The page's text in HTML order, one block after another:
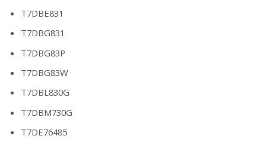
T7DBE831
T7DBG831
T7DBG83P
T7DBG83W
T7DBL830G
T7DBM730G
T7DE76485